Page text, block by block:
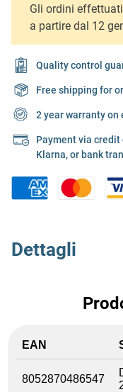
Gli ordini
a partire dal 12
Quality control
Free shipping for
2 year warranty on
Payment via
Klarna, or bank
Dettagli
EAN
8052870486547